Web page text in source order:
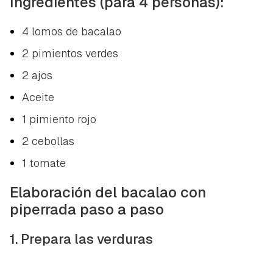
4 lomos de bacalao
2 pimientos verdes
2 ajos
Aceite
1 pimiento rojo
2 cebollas
1 tomate
Elaboración del bacalao con
piperrada paso a paso
1. Prepara las verduras